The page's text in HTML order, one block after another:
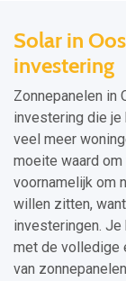
Solar in
investering
Zonnepanelen in
investering die je
veel meer
moeite waard
voornamelijk om
willen zitten,
investeringen.
met de volledige
van